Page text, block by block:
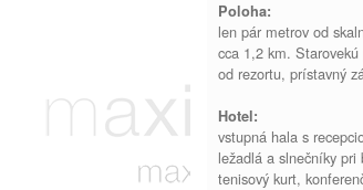
Poloha:
len pár metrov od
cca 1,2 km.
od rezortu, prístavný
Hotel:
vstupná hala s
ležadlá a slnečníky
tenisový kurt,